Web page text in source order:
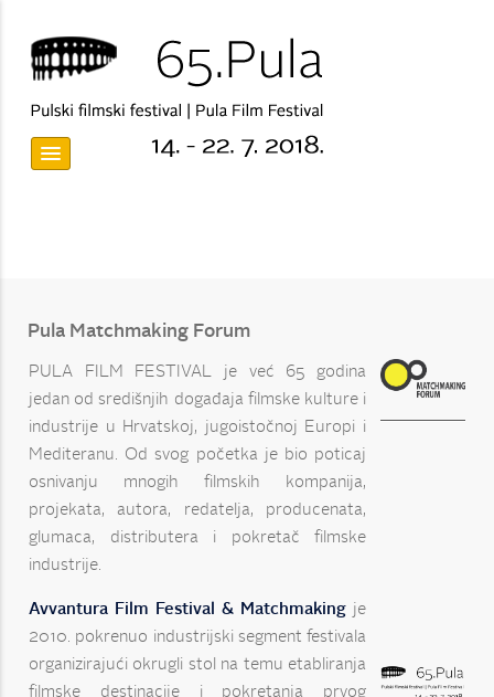
Pula Matchmaking Forum
PULA FILM FESTIVAL je već 65 godina
jedan od središnjih događaja filmske kulture i
industrije u Hrvatskoj, jugoistočnoj Europi i
Mediteranu. Od svog početka je bio poticaj
osnivanju mnogih filmskih kompanija,
projekata, autora, redatelja, producenata,
glumaca, distributera i pokretač filmske
industrije.
Avvantura Film Festival & Matchmaking je
2010. pokrenuo industrijski segment festivala
organizirajući okrugli stol na temu etabliranja
filmske destinacije i pokretanja prvog